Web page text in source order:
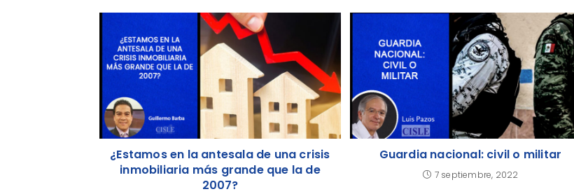
¿Estamos en la antesala de una crisis
inmobiliaria más grande que la de
2007?
Guardia nacional: civil o militar
7 septiembre, 2022